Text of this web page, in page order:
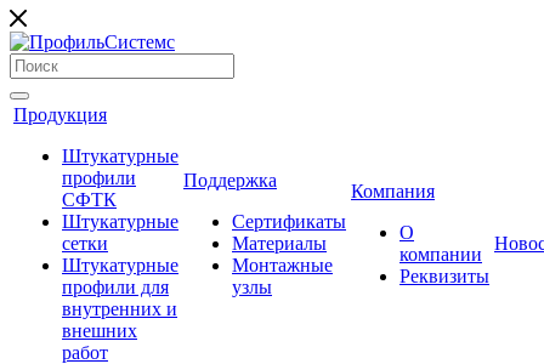
Продукция
Штукатурные
профили
СФТК
Штукатурные
сетки
Штукатурные
профили для
внутренних и
внешних
работ
Поддержка
Сертификаты
Материалы
Монтажные
узлы
Компания
О
компании
Реквизиты